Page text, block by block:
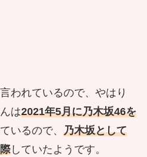
われているので、やはり
は2021年5月に乃木坂46を
いるので、 乃木坂として
していたようです。